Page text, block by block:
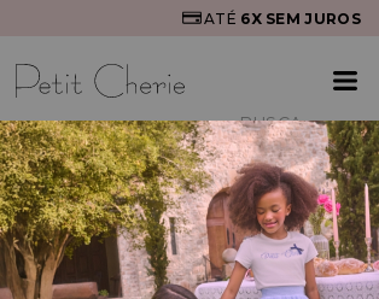
ATÉ 6XSEM JUROS
Início VESTIDO ESTAMPA FLORAL E LAÇO